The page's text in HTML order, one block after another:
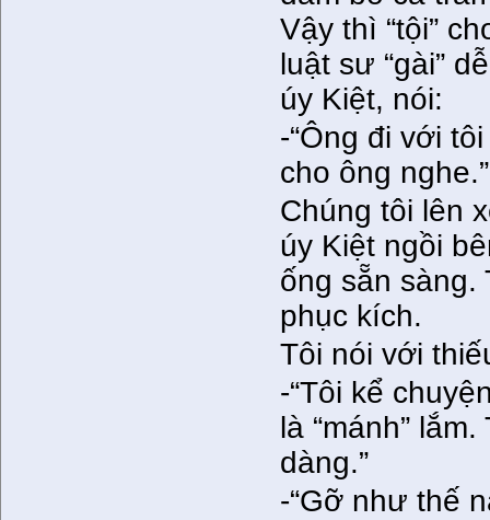
Vậy thì “tội”
luật sư “gài”
úy Kiệt, nói:
-“Ông đi với
cho ông nghe.”
Chúng tôi lên
úy Kiệt ngồi
ống sẵn sàng.
phục kích.
Tôi nói với
-“Tôi kể
là “mánh”
dàng.”
-“Gỡ như thế